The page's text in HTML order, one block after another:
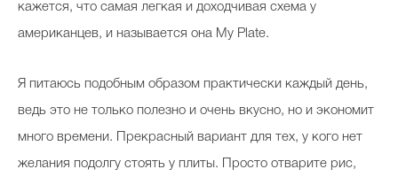
кажется, что самая легкая и доходчивая схема у
американцев, и называется она My Plate.
Я питаюсь подобным образом практически каждый день,
ведь это не только полезно и очень вкусно, но и экономит
много времени. Прекрасный вариант для тех, у кого нет
желания подолгу стоять у плиты. Просто отварите рис,